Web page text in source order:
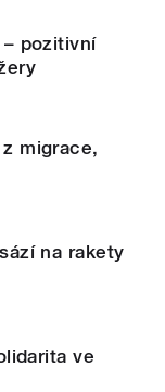
– pozitivní
migrace,
na rakety
ve